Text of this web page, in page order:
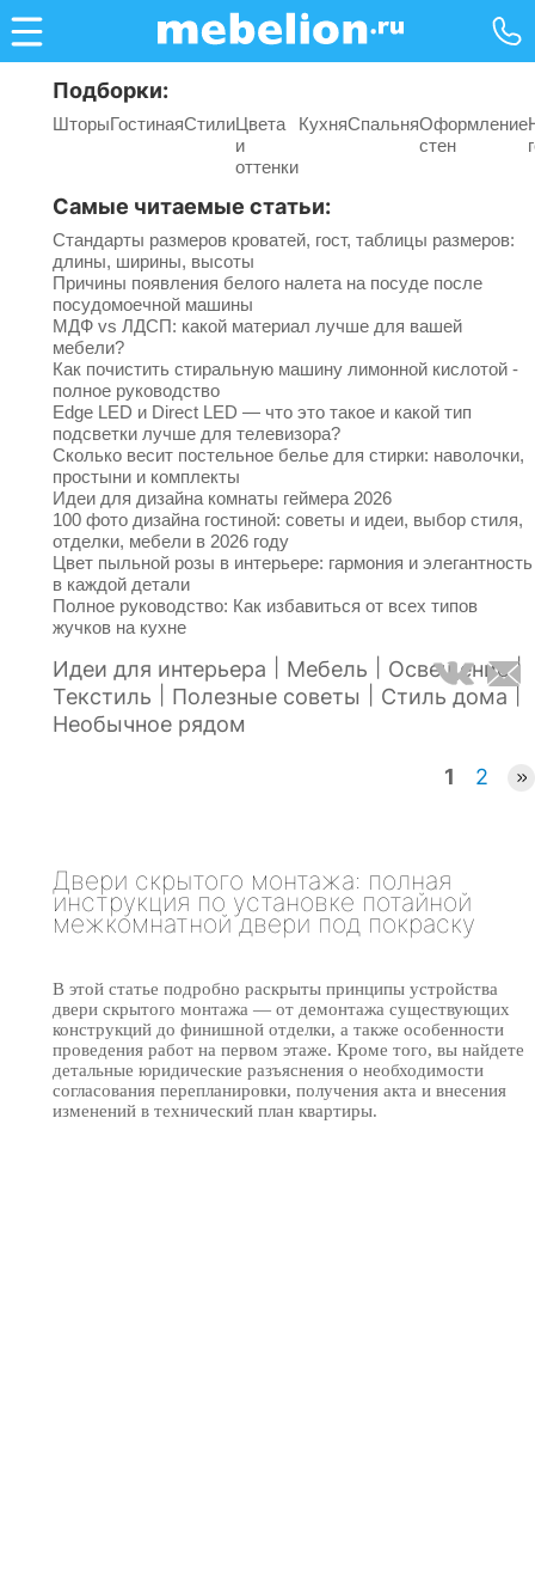
Подборки:
ШторыГостинаяСтилиЦвета
и
оттенки
КухняСпальняОформление
стен
Самые читаемые статьи:
Стандарты размеров кроватей, гост, таблицы размеров:
длины, ширины, высоты
Причины появления белого налета на посуде после
посудомоечной машины
МДФ vs ЛДСП: какой материал лучше для вашей
мебели?
Как почистить стиральную машину лимонной кислотой -
полное руководство
Edge LED и Direct LED — что это такое и какой тип
подсветки лучше для телевизора?
Сколько весит постельное белье для стирки: наволочки,
простыни и комплекты
Идеи для дизайна комнаты геймера 2026
100 фото дизайна гостиной: советы и идеи, выбор стиля,
отделки, мебели в 2026 году
Цвет пыльной розы в интерьере: гармония и элегантность
в каждой детали
Полное руководство: Как избавиться от всех типов
жучков на кухне
Идеи для интерьера Мебель Освещение |
Текстиль Полезные советы Стиль дома
Необычное рядом
1 2
Двери скрытого монтажа: полная
инструкция по установке потайной
межкомнатной двери под покраску
В этой статье подробно раскрыты принципы устройства
двери скрытого монтажа — от демонтажа существующих
конструкций до финишной отделки, а также особенности
проведения работ на первом этаже. Кроме того, вы найдете
детальные юридические разъяснения о необходимости
согласования перепланировки, получения акта и внесения
изменений в технический план квартиры.